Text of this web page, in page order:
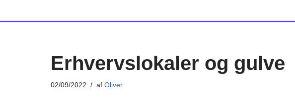
Erhvervslokaler og gulve
02/09/2022 af Oliver